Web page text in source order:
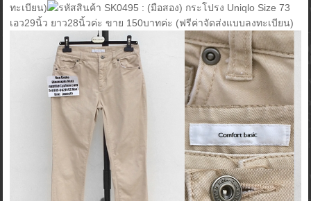
ทะเบียน)
รหัสสินค้า SK0495 : (มือสอง) กระโปรง Uniqlo Size 73
เอว29นิ้ว ยาว28นิ้วค่ะ ขาย 150บาทค่ะ (ฟรีค่าจัดส่งแบบลงทะเบียน)